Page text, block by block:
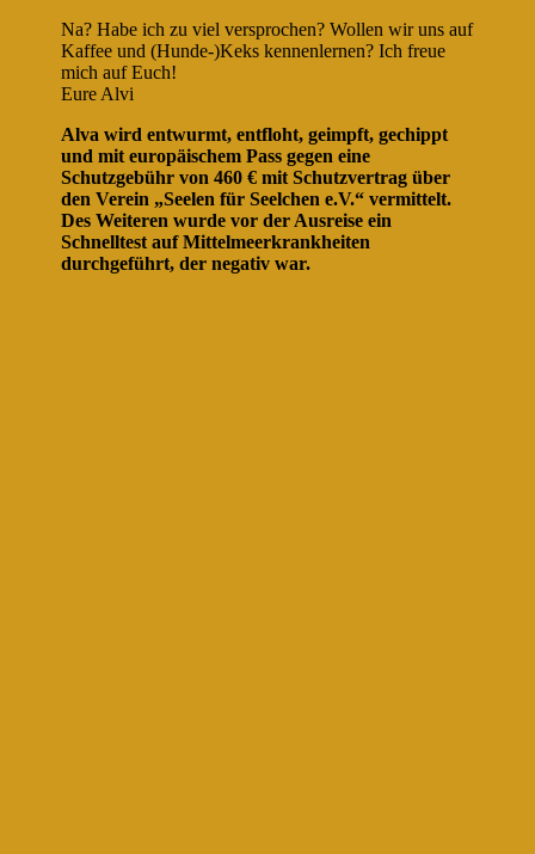
Na? Habe ich zu viel versprochen? Wollen wir uns auf
Kaffee und (Hunde-)Keks kennenlernen? Ich freue
mich auf Euch!
Eure Alvi
Alva wird entwurmt, entfloht, geimpft, gechippt
und mit europäischem Pass gegen eine
Schutzgebühr von 460 € mit Schutzvertrag über
den Verein „Seelen für Seelchen e.V.“ vermittelt.
Des Weiteren wurde vor der Ausreise ein
Schnelltest auf Mittelmeerkrankheiten
durchgeführt, der negativ war.